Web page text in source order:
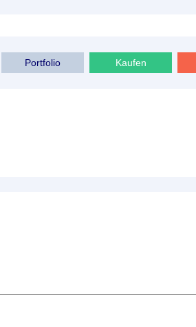
Kaufen
Portfolio